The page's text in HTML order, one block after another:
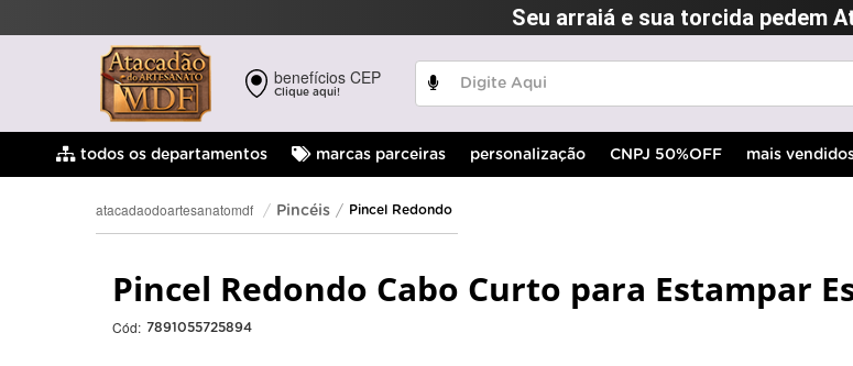
Seu arraiá e sua torcida pedem
benefícios CEP
Clique aqui!
todos os departamentos marcas parceiras personalização CNPJ 50%OFF mais
atacadaodoartesanatomdf Pincéis Pincel Redondo
Pincel Redondo Cabo Curto para Estampar
Cód: 7891055725894